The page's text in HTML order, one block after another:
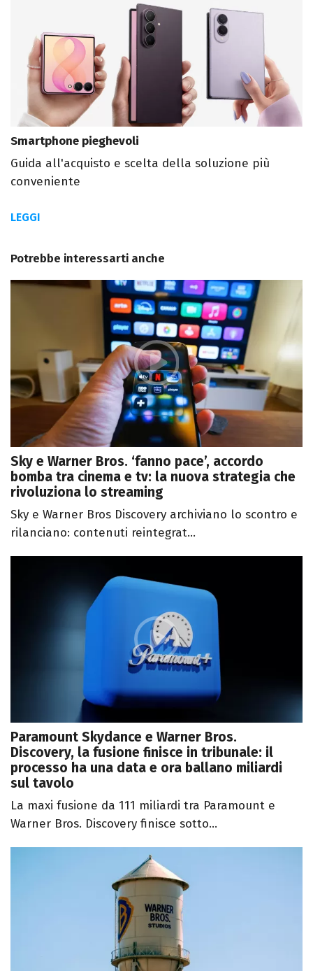
Smartphone pieghevoli
Guida all'acquisto e scelta della soluzione più
conveniente
LEGGI
Potrebbe interessarti anche
Sky e Warner Bros. ‘fanno pace’, accordo
bomba tra cinema e tv: la nuova strategia che
rivoluziona lo streaming
Sky e Warner Bros Discovery archiviano lo scontro e
rilanciano: contenuti reintegrat...
Paramount Skydance e Warner Bros.
Discovery, la fusione finisce in tribunale: il
processo ha una data e ora ballano miliardi
sul tavolo
La maxi fusione da 111 miliardi tra Paramount e
Warner Bros. Discovery finisce sotto...